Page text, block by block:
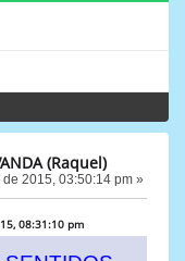
(Raquel)
2015, 03:50:14 pm »
08:31:10 pm